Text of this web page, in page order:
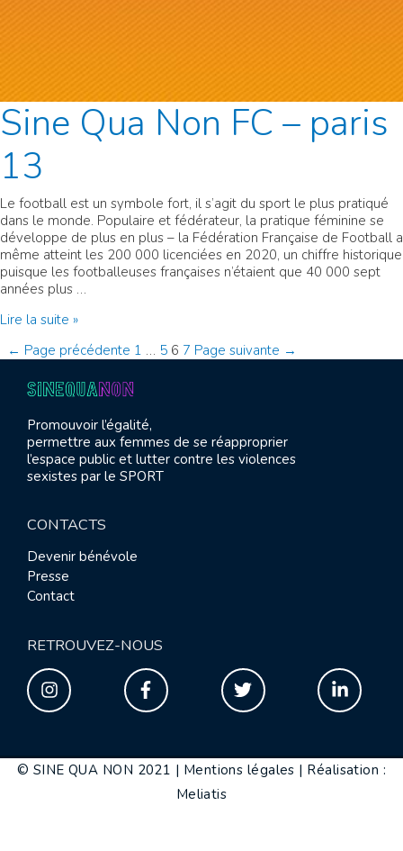
Sine Qua Non FC – paris
13
Le football est un symbole fort, il s’agit du sport le plus pratiqué
dans le monde. Populaire et fédérateur, la pratique féminine se
développe de plus en plus – la Fédération Française de Football a
même atteint les 200 000 licenciées en 2020, un chiffre historique
puisque les footballeuses françaises n’étaient que 40 000 sept
années plus …
Sine
Non
Lire la suite »
Pagination
des
publications
← Page précédente 1 … 5 6 7 Page suivante →
Promouvoir l’égalité,
permettre aux femmes de se réapproprier
l’espace public et lutter contre les violences
sexistes par le SPORT
CONTACTS
Devenir bénévole
Presse
Contact
RETROUVEZ-NOUS
© SINE QUA NON 2021 | Mentions légales | Réalisation :
Meliatis